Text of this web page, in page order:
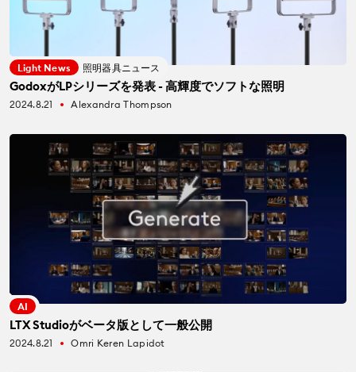
Light News 照明器具ニュース
GodoxがLPシリーズを発表 - 高輝度でソフトな照明
2024.8.21 fiber_manual_record Alexandra Thompson
AI
LTX Studioがベータ版として一般公開
2024.8.21 fiber_manual_record Omri Keren Lapidot